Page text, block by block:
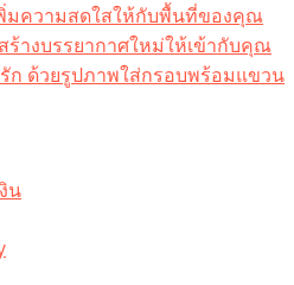
มความสดใสให้กับพื้นที่ของคุณ
ร้างบรรยากาศใหม่ให้เข้ากับคุณ
ก ด้วยรูปภาพใส่กรอบพร้อมแขวน​
น